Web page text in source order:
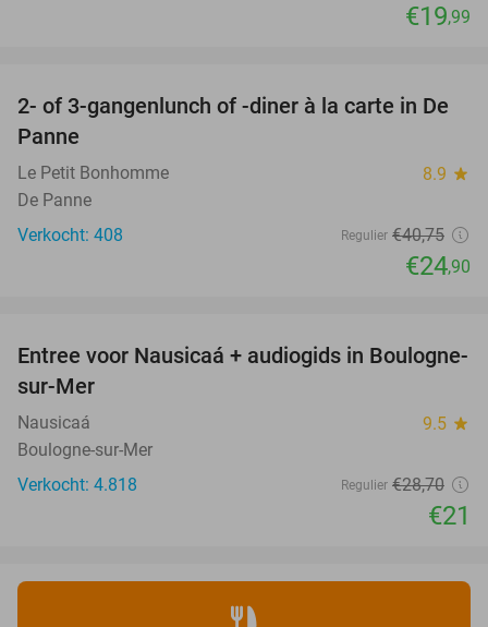
€19,99
39%
2- of 3-gangenlunch of -diner à la carte in De
Panne
Le Petit Bonhomme 8.9 star
De Panne
Verkocht: 408
Regulier €40,75
€24,90
27%
Entree voor Nausicaá + audiogids in Boulogne-
sur-Mer
Nausicaá 9.5 star
Boulogne-sur-Mer
Verkocht: 4.818
Regulier €28,70
€21